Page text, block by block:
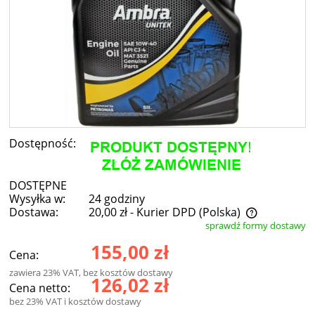
Dostępność:
DOSTĘPNE
Wysyłka w:
24 godziny
Dostawa:
20,00 zł- Kurier DPD (Polska)
Cena nie zawiera ewentualnych kosztów płatnościsprawdź formy dostawy
Cena: 155,00 zł
zawiera 23% VAT, bez kosztów dostawy
Cena netto: 126,02 zł
bez 23% VAT i kosztów dostawy